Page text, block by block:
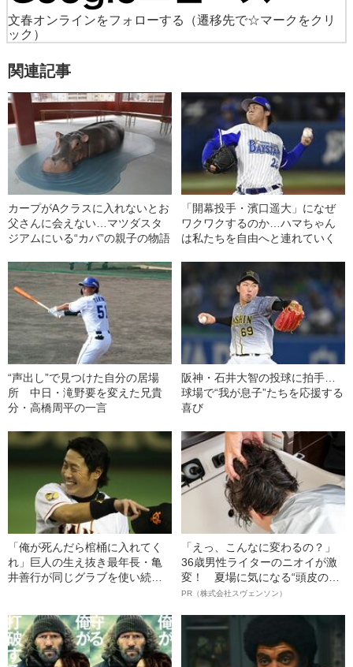
文春オンラインをフォローする
（遷移先で☆マークをクリ
ック）
関連記事
カープがAクラスに入れないとお
父さんに会えない…マツダスタ
ジアムにいる“カバ”の親子の物語
「開幕投手・濱口遥大」になぜ
ワクワクするのか…ハマちゃん
は私たちを自由へと連れていく
“声出し”で見つけた自分の居場
所 中日・滝野要を変えた兄貴
分・高橋周平の一言
阪神・石井大智の投球に拍手…
球場で“我が息子”たちを応援する
喜び
「俺が死んだら棺桶に入れてく
れ」巨人の生え抜き最年長・亀
井善行が同じグラブを使い続け
「えっ、こんなに変わるの？」
36歳男性ライターのニオイが激
変！ 夏場に気になる“頭皮のニ
オイ”や“ベタつき”を解消す
ト”が生み出した徹底ケアとは
PR（株式会社スヴェンソン）